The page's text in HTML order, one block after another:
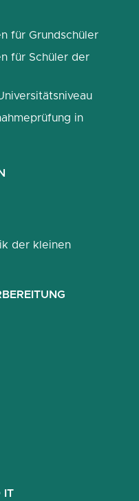
für Grundschüler
für Schüler der
in
der kleinen
IT